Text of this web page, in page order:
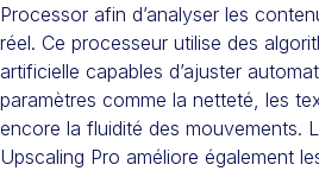
Processor afin d’analyser les
réel. Ce processeur utilise des
artificielle capables d’ajuster
paramètres comme la netteté, les
encore la fluidité des mouvements.
Upscaling Pro améliore également